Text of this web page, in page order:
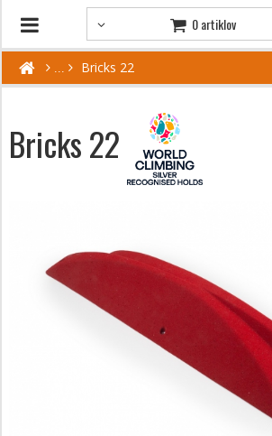
0 artiklov
Bricks 22
Bricks 22